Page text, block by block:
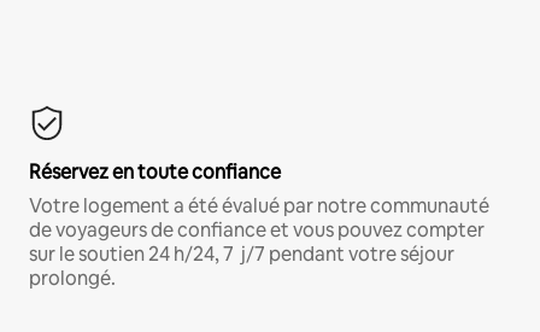
Réservez en toute confiance
Votre logement a été évalué par notre communauté
de voyageurs de confiance et vous pouvez compter
sur le soutien 24 h/24, 7 j/7 pendant votre séjour
prolongé.